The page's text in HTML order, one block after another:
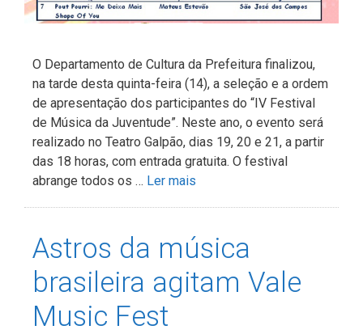
O Departamento de Cultura da Prefeitura finalizou,
na tarde desta quinta-feira (14), a seleção e a ordem
de apresentação dos participantes do “IV Festival
de Música da Juventude”. Neste ano, o evento será
realizado no Teatro Galpão, dias 19, 20 e 21, a partir
das 18 horas, com entrada gratuita. O festival
abrange todos os … Ler mais
Astros da música
brasileira agitam Vale
Music Fest